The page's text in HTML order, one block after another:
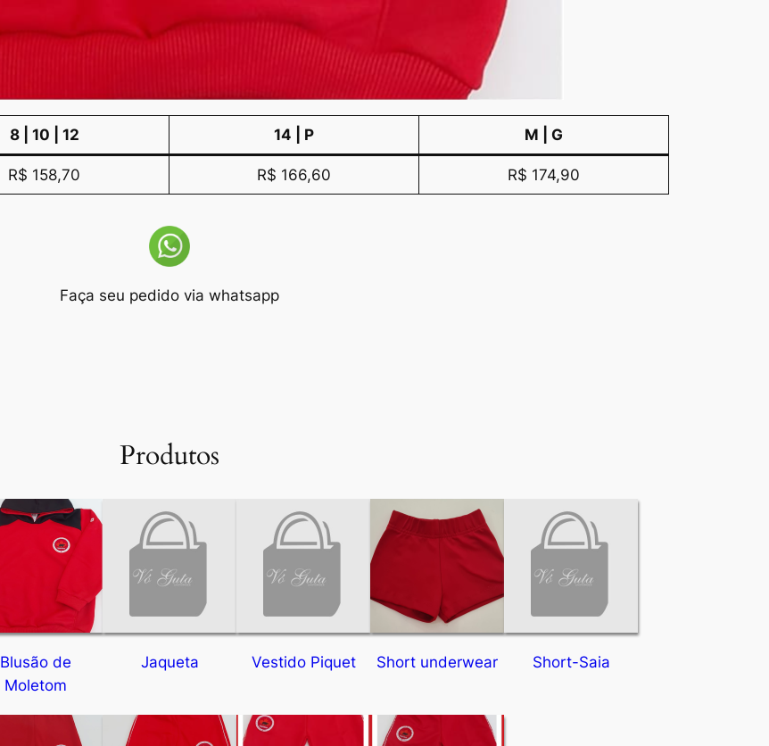
8 | 10 | 12 14 | P M | G
R$ 158,70 R$ 166,60 R$ 174,90
Faça seu pedido via whatsapp
Produtos
Blusão de
Moletom
Jaqueta Vestido Piquet Short underwear Short-Saia